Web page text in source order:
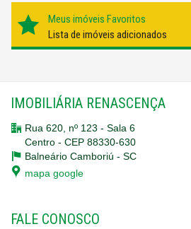
Meus imóveis Favoritos
Lista de imóveis adicionados
IMOBILIÁRIA RENASCENÇA
Rua 620, nº 123 - Sala 6
Centro - CEP 88330-630
Balneário Camboriú - SC
mapa google
FALE CONOSCO